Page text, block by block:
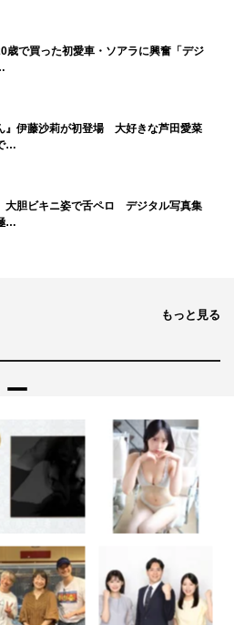
歳で買った初愛車・ソアラに興奮「デジ
』伊藤沙莉が初登場 大好きな芦田愛菜
…
大胆ビキニ姿で舌ペロ デジタル写真集
…
もっと見る